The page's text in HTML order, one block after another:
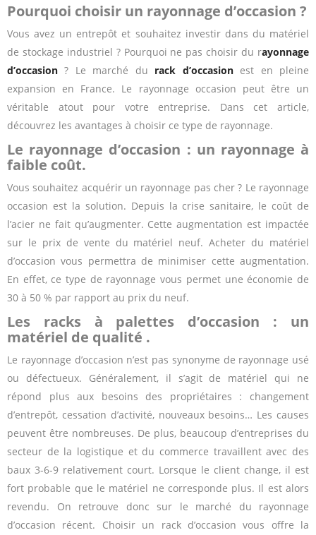
Pourquoi choisir un rayonnage d’occasion ?
Vous avez un entrepôt et souhaitez investir dans du matériel
de stockage industriel ? Pourquoi ne pas choisir du rayonnage
d’occasion ? Le marché du rack d’occasionest en pleine
expansion en France. Le rayonnage occasion peut être un
véritable atout pour votre entreprise. Dans cet article,
découvrez les avantages à choisir ce type de rayonnage.
Le rayonnage d’occasion : un rayonnage à
faible coût.
Vous souhaitez acquérir un rayonnage pas cher ? Le rayonnage
occasion est la solution. Depuis la crise sanitaire, le coût de
l’acier ne fait qu’augmenter. Cette augmentation est impactée
sur le prix de vente du matériel neuf. Acheter du matériel
d’occasion vous permettra de minimiser cette augmentation.
En effet, ce type de rayonnage vous permet une économie de
30 à 50 % par rapport au prix du neuf.
Les racks à palettes d’occasion : un
matériel de qualité .
Le rayonnage d’occasion n’est pas synonyme de rayonnage usé
ou défectueux. Généralement, il s’agit de matériel qui ne
répond plus aux besoins des propriétaires : changement
d’entrepôt, cessation d’activité, nouveaux besoins… Les causes
peuvent être nombreuses. De plus, beaucoup d’entreprises du
secteur de la logistique et du commerce travaillent avec des
baux 3-6-9 relativement court. Lorsque le client change, il est
fort probable que le matériel ne corresponde plus. Il est alors
revendu. On retrouve donc sur le marché du rayonnage
d’occasion récent. Choisir un rack d’occasion vous offre la